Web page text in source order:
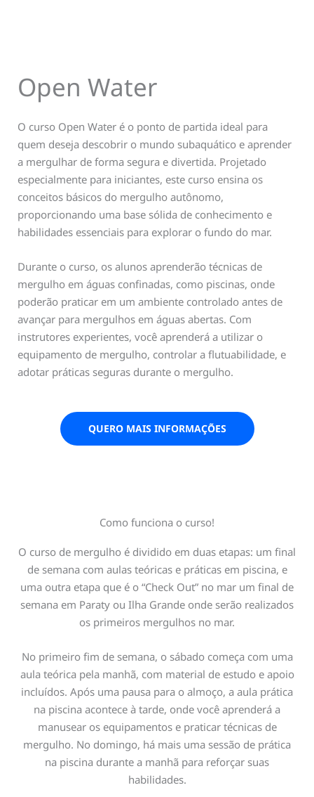
Open Water
O curso Open Water é o ponto de partida ideal para
quem deseja descobrir o mundo subaquático e aprender
a mergulhar de forma segura e divertida. Projetado
especialmente para iniciantes, este curso ensina os
conceitos básicos do mergulho autônomo,
proporcionando uma base sólida de conhecimento e
habilidades essenciais para explorar o fundo do mar.
Durante o curso, os alunos aprenderão técnicas de
mergulho em águas confinadas, como piscinas, onde
poderão praticar em um ambiente controlado antes de
avançar para mergulhos em águas abertas. Com
instrutores experientes, você aprenderá a utilizar o
equipamento de mergulho, controlar a flutuabilidade, e
adotar práticas seguras durante o mergulho.
QUERO MAIS INFORMAÇÕES
Como funciona o curso!
O curso de mergulho é dividido em duas etapas: um final
de semana com aulas teóricas e práticas em piscina, e
uma outra etapa que é o “Check Out” no mar um final de
semana em Paraty ou Ilha Grande onde serão realizados
os primeiros mergulhos no mar.
No primeiro fim de semana, o sábado começa com uma
aula teórica pela manhã, com material de estudo e apoio
incluídos. Após uma pausa para o almoço, a aula prática
na piscina acontece à tarde, onde você aprenderá a
manusear os equipamentos e praticar técnicas de
mergulho. No domingo, há mais uma sessão de prática
na piscina durante a manhã para reforçar suas
habilidades.